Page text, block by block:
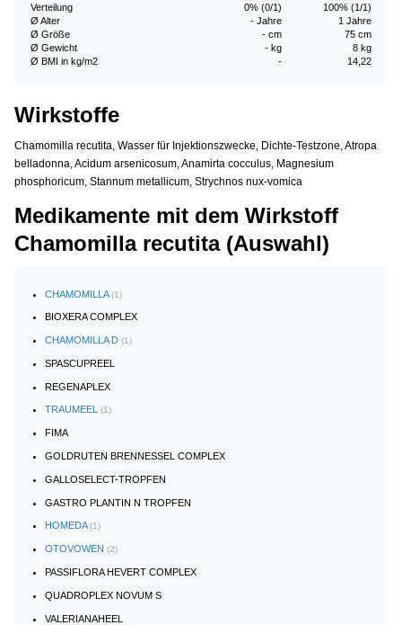
Verteilung
100% (1/1)
0% (0/1)
Ø Alter
1 Jahre
- Jahre
Ø Größe
75 cm
- cm
Ø Gewicht
8 kg
- kg
Ø BMI in kg/m2
14,22
-
Wirkstoffe
Chamomilla recutita, Wasser für Injektionszwecke, Dichte-Testzone, Atropa
belladonna, Acidum arsenicosum, Anamirta cocculus, Magnesium
phosphoricum, Stannum metallicum, Strychnos nux-vomica
Medikamente mit dem Wirkstoff
Chamomilla recutita (Auswahl)
CHAMOMILLA (1)
BIOXERA COMPLEX
CHAMOMILLA D (1)
SPASCUPREEL
REGENAPLEX
TRAUMEEL (1)
FIMA
GOLDRUTEN BRENNESSEL COMPLEX
GALLOSELECT-TROPFEN
GASTRO PLANTIN N TROPFEN
HOMEDA (1)
OTOVOWEN (2)
PASSIFLORA HEVERT COMPLEX
QUADROPLEX NOVUM S
VALERIANAHEEL